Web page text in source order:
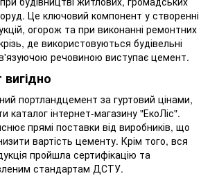
Це ключовий компонент у створенні
огорож та при виконанні ремонтних
де використовуються будівельні
речовиною виступає цемент.
портландцемент за гуртовий цінами,
каталог інтернет-магазину "ЕкоЛіс".
прямі поставки від виробників, що
вартість цементу. Крім того, вся
пройшла сертифікацію та
стандартам ДСТУ.